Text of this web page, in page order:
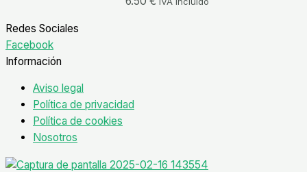
Redes Sociales
Facebook
Información
Aviso legal
Política de privacidad
Política de cookies
Nosotros